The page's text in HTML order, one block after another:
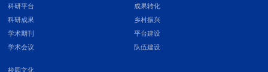
科研平台
科研成果
学术期刊
学术会议
成果转化
乡村振兴
平台建设
队伍建设
校园文化